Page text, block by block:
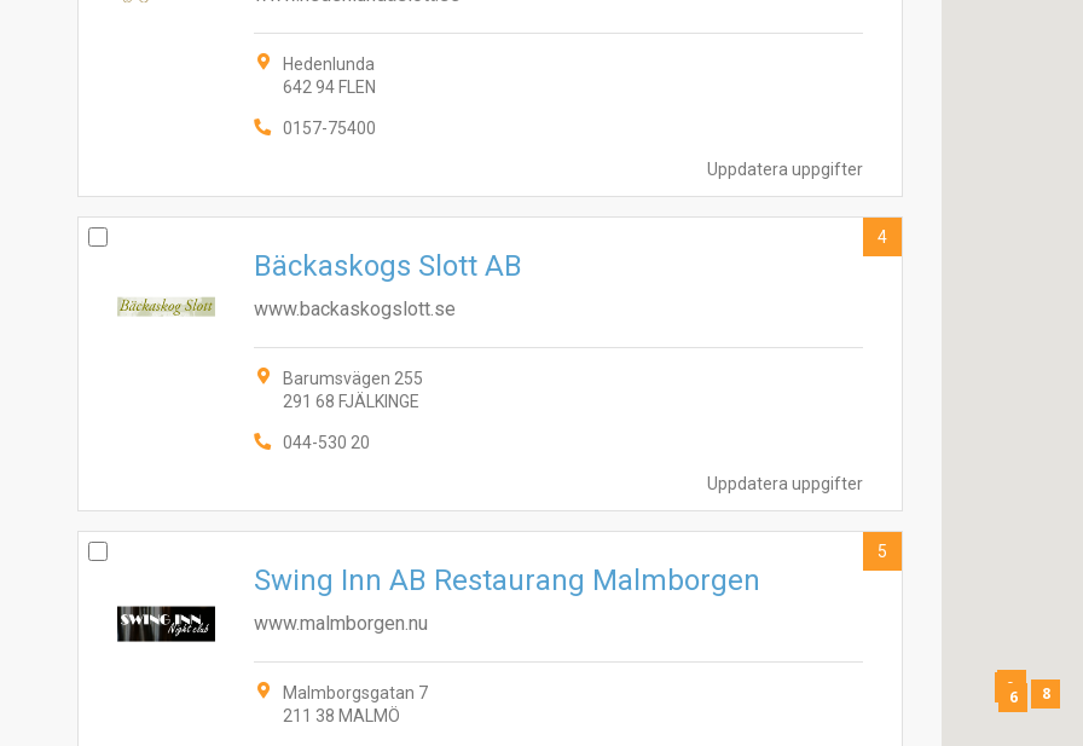
Uppdatera uppgifter
Hedenlunda
642 94 FLEN
0157-75400
Uppdatera uppgifter
Bäckaskogs Slott AB
www.backaskogslott.se
Barumsvägen 255
291 68 FJÄLKINGE
044-530 20
4
Swing Inn AB Restaurang Malmborgen
www.malmborgen.nu
Malmborgsgatan 7
211 38 MALMÖ
5
1
6
7 8
9